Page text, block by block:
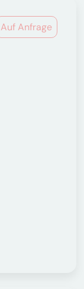
Auf Anfrage